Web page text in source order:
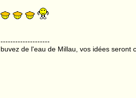
--------------------
buvez de l'eau de Millau, vos idées seront